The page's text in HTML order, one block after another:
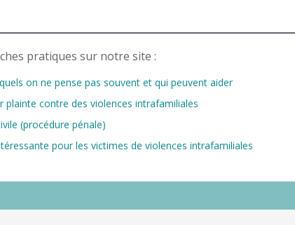
pratiques sur notre site :
on ne pense pas souvent et qui peuvent aider
contre des violences intrafamiliales
(procédure pénale)
pour les victimes de violences intrafamiliales